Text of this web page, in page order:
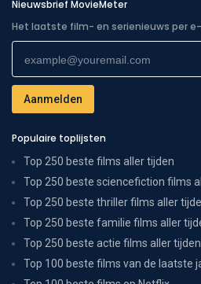
Nieuwsbrief MovieMeter
Het laatste film- en serienieuws per
Populaire toplijsten
Top 250 beste films aller tijden
Top 250 beste sciencefiction films
Top 250 beste thriller films aller
Top 250 beste familie films aller
Top 250 beste actie films aller tijden
Top 100 beste films van de laatste